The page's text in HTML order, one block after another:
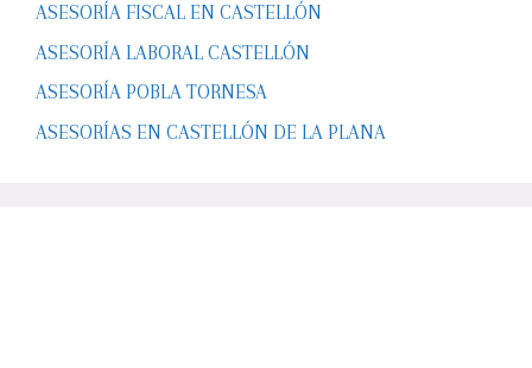
ASESORÍA FISCAL EN CASTELLÓN
ASESORÍA LABORAL CASTELLÓN
ASESORÍA POBLA TORNESA
ASESORÍAS EN CASTELLÓN DE LA PLANA